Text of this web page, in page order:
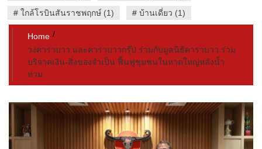
# ใกล้โรบินสันราชพฤกษ์ (1) # บ้านเดี่ยว (1)
Home
วงคาราบาว และคาราบาวกรุ๊ป ร่วมกับมูลนิธิคาราบาว ร่วม
บริจาคเงิน-สิ่งของจำเป็น ฟื้นฟูชุมชนในหาดใหญ่หลังน้ำ
ท่วม